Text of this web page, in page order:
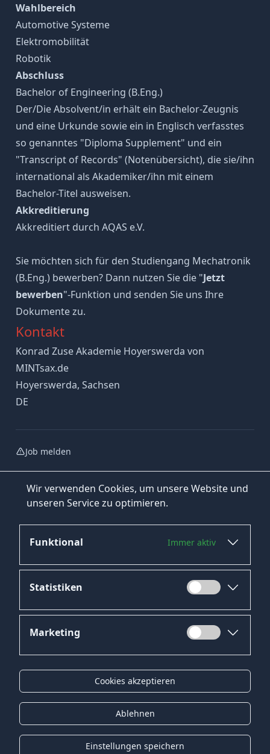
Wir verwenden Cookies, um unsere Website und
unseren Service zu optimieren.
Funktional Immer aktiv
Statistiken
Marketing
Cookies akzeptieren
Ablehnen
Einstellungen speichern
Wahlbereich
Automotive Systeme
Elektromobilität
Robotik
Abschluss
Bachelor of Engineering (B.Eng.)
Der/Die Absolvent/in erhält ein Bachelor-Zeugnis
und eine Urkunde sowie ein in Englisch verfasstes
so genanntes "Diploma Supplement" und ein
"Transcript of Records" (Notenübersicht), die sie/ihn
international als Akademiker/ihn mit einem
Bachelor-Titel ausweisen.
Akkreditierung
Akkreditiert durch AQAS e.V.
Sie möchten sich für den Studiengang Mechatronik
(B.Eng.) bewerben? Dann nutzen Sie die "Jetzt
bewerben"-Funktion und senden Sie uns Ihre
Dokumente zu.
Kontakt
Konrad Zuse Akademie Hoyerswerda von
MINTsax.de
Hoyerswerda, Sachsen
DE
Job melden
Jetzt bewerben
Datenschutz
Impressum
Kontakt
Gender-Hinweis
© 2026 Onyx Consulting GmbH